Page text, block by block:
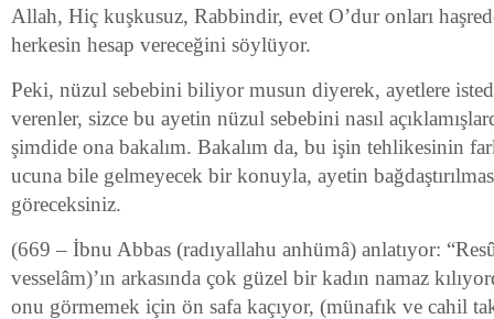
Allah, Hiç kuşkusuz, Rabbindir, evet O’dur onları
herkesin hesap vereceğini söylüyor.
Peki, nüzul sebebini biliyor musun diyerek, ayetlere
verenler, sizce bu ayetin nüzul sebebini nasıl
şimdide ona bakalım. Bakalım da, bu işin tehlikesinin
ucuna bile gelmeyecek bir konuyla, ayetin
göreceksiniz.
(669 – İbnu Abbas (radıyallahu anhümâ) anlatıyor:
vesselâm)’ın arkasında çok güzel bir kadın namaz
onu görmemek için ön safa kaçıyor, (münafık ve cahil